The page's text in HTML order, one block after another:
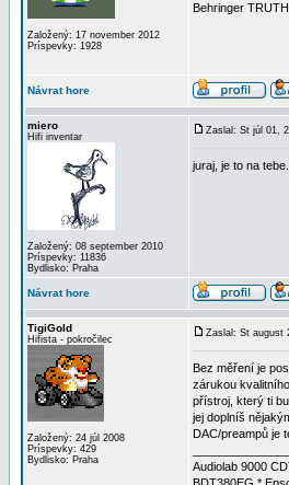
Založený: 17 november 2012
Príspevky: 1928
Behringer
Návrat hore
miero
Hifi inventar
Založený: 08 september 2010
Príspevky: 11836
Bydlisko: Praha
Zaslal: St júl 01,
juraj, je to na
Návrat hore
TigiGold
Hifista - pokročilec
Založený: 24 júl 2008
Príspevky: 429
Bydlisko: Praha
Zaslal: St august
Bez měření je
zárukou
přístroj, který ti
jej doplníš
DAC/preampů je
Audiolab 9000